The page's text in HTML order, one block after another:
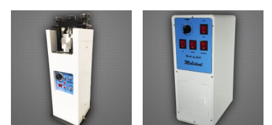
original
era:
$ 10,800.00.
actual
es:
$